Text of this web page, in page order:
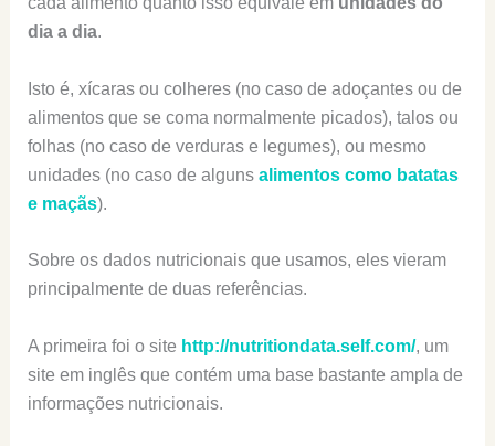
dia a dia.
Isto é, xícaras ou colheres (no caso de adoçantes ou de
alimentos que se coma normalmente picados), talos ou
folhas (no caso de verduras e legumes), ou mesmo
unidades (no caso de alguns alimentos como batatas
e maçãs).
Sobre os dados nutricionais que usamos, eles vieram
principalmente de duas referências.
A primeira foi o site http://nutritiondata.self.com/, um
site em inglês que contém uma base bastante ampla de
informações nutricionais.